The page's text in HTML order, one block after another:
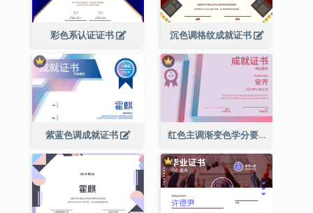
彩色系认证证书 沉色调格纹成就证书
紫蓝色调成就证书 红色主调渐变色学分要求成就证书